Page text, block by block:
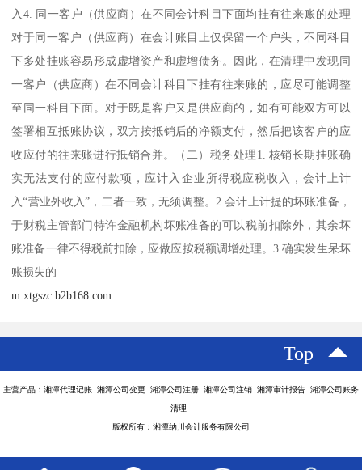
入4. 同一客户（供应商）在不同会计科目下面均挂有往来账的处理
对于同一客户（供应商）在会计账目上仅保留一个户头，不同科目
下多处挂账容易形成虚增资产和虚增债务。因此，在清理中发现同
一客户（供应商）在不同会计科目下挂有往来账的，应尽可能调整
至同一科目下面。对于既是客户又是供应商的，如有可能双方可以
签署相互抵账协议，双方按抵销后的净额支付，然后把该客户的应
收应付的往来账进行抵销合并。（二）税务处理1. 核销长期挂账确
实无法支付的应付款项，应计入企业所得税应税收入，会计上计
入“营业外收入”，二者一致，无须调整。2.会计上计提的坏账准备，
于财税主管部门特许金融机构坏账准备的可以税前扣除外，其余坏
账准备一律不得税前扣除，应做应按税额调增处理。3.确实发生呆坏
账损失的
m.xtgszc.b2b168.com
Top
主营产品：湘潭代理记账 湘潭公司变更 湘潭公司注册 湘潭公司注销 湘潭审计报告 湘潭公司账务
清理
版权所有：湘潭纳川会计服务有限公司